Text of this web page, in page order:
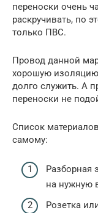
переноски очень
раскручивать, по
только ПВС.
Провод данной
хорошую
долго служить. А
переноски не
Список
самому:
Разборная
на нужную
Розетка